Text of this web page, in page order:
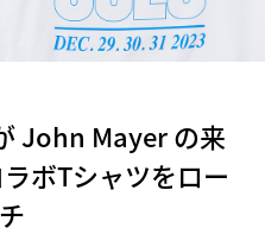
John Mayer の来
ボTシャツをロー